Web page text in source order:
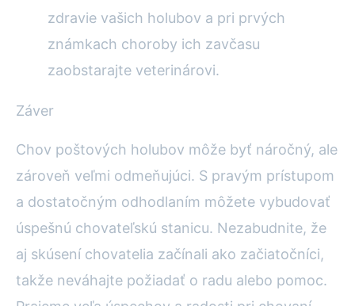
zdravie vašich holubov a pri prvých
známkach choroby ich zavčasu
zaobstarajte veterinárovi.
Záver
Chov poštových holubov môže byť náročný, ale
zároveň veľmi odmeňujúci. S pravým prístupom
a dostatočným odhodlaním môžete vybudovať
úspešnú chovateľskú stanicu. Nezabudnite, že
aj skúsení chovatelia začínali ako začiatočníci,
takže neváhajte požiadať o radu alebo pomoc.